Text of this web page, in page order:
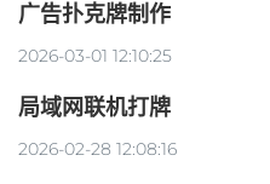
广告扑克牌制作
2026-03-01 12:10:25
局域网联机打牌
2026-02-28 12:08:16